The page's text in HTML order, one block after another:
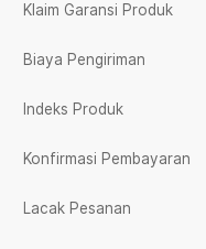
Klaim Garansi Produk
Biaya Pengiriman
Indeks Produk
Konfirmasi Pembayaran
Lacak Pesanan